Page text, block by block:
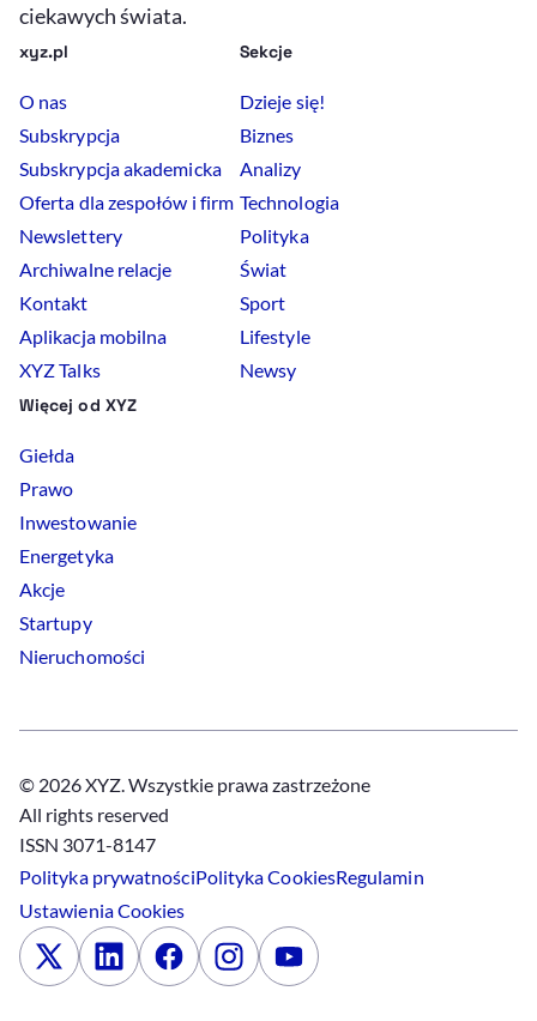
ciekawych świata.
xyz.pl
O nas
Subskrypcja
Subskrypcja akademicka
Oferta dla zespołów i firm
Newslettery
Archiwalne relacje
Kontakt
Aplikacja mobilna
XYZ Talks
Sekcje
Dzieje się!
Biznes
Analizy
Technologia
Polityka
Świat
Sport
Lifestyle
Newsy
Więcej od XYZ
Giełda
Prawo
Inwestowanie
Energetyka
Akcje
Startupy
Nieruchomości
© 2026 XYZ. Wszystkie prawa zastrzeżone
All rights reserved
ISSN 3071-8147
Polityka prywatnościPolitykaCookiesRegulamin
UstawieniaCookies
x LinkedinFacebookInstagramYoutube